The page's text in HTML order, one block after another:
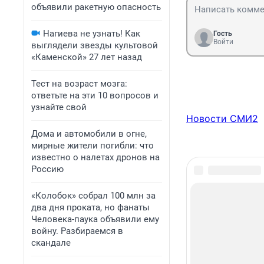
объявили ракетную опасность
Нагиева не узнать! Как
выглядели звезды культовой
«Каменской» 27 лет назад
Тест на возраст мозга:
ответьте на эти 10 вопросов и
узнайте свой
Дома и автомобили в огне,
мирные жители погибли: что
известно о налетах дронов на
Россию
«Колобок» собрал 100 млн за
два дня проката, но фанаты
Человека-паука объявили ему
войну. Разбираемся в
скандале
Гость
Войти
Новости СМИ2